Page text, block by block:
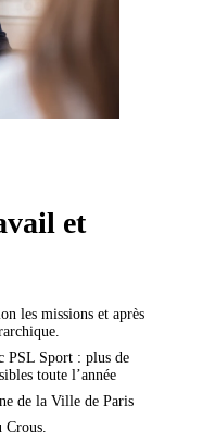
et
les missions et après
PSL Sport : plus de
toute l’année
de la Ville de Paris
Crous.